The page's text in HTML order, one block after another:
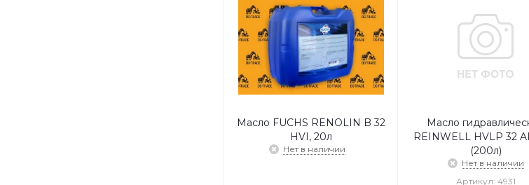
Масло FUCHS RENOLIN B 32
HVI, 20л
Нет в наличии
Масло
REINWELL HVLP 32
(200л)
Нет в наличии
Артикул: 4931